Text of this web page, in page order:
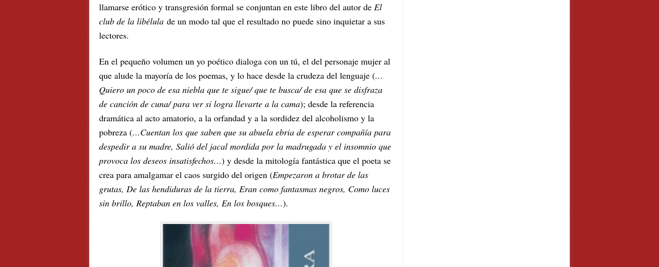
llamarse erótico y transgresión formal se conjuntan en este libro del autor de El
club de la libélula de un modo tal que el resultado no puede sino inquietar a sus
lectores.
En el pequeño volumen un yo poético dialoga con un tú, el del personaje mujer al
que alude la mayoría de los poemas, y lo hace desde la crudeza del lenguaje (…
Quiero un poco de esa niebla que te sigue/ que te busca/ de esa que se disfraza
de canción de cuna/ para ver si logra llevarte a la cama); desde la referencia
dramática al acto amatorio, a la orfandad y a la sordidez del alcoholismo y la
pobreza (…Cuentan los que saben que su abuela ebria de esperar compañía para
despedir a su madre, Salió del jacal mordida por la madrugada y el insomnio que
provoca los deseos insatisfechos…) y desde la mitología fantástica que el poeta se
crea para amalgamar el caos surgido del origen (Empezaron a brotar de las
grutas, De las hendiduras de la tierra, Eran como fantasmas negros, Como luces
sin brillo, Reptaban en los valles, En los bosques…).